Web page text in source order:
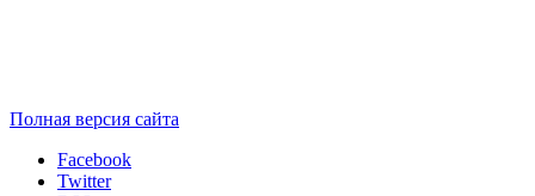
Полная версия сайта
Facebook
Twitter